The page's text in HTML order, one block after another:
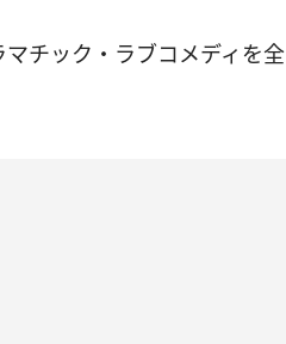
チック・ラブコメディを全